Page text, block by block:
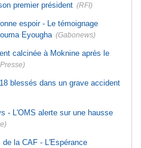
premier président (RFI)
espoir - Le témoignage
Eyougha (Gabonews)
calcinée à Moknine après le
blessés dans un grave accident
- L'OMS alerte sur une hausse
de la CAF - L'Espérance